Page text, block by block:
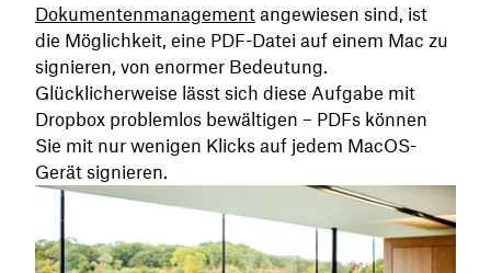
Dokumentenmanagement angewiesen sind, ist
die Möglichkeit, eine PDF-Datei auf einem Mac zu
signieren, von enormer Bedeutung.
Glücklicherweise lässt sich diese Aufgabe mit
Dropbox problemlos bewältigen – PDFs können
Sie mit nur wenigen Klicks auf jedem MacOS-
Gerät signieren.